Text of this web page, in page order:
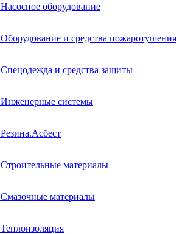
Насосное оборудование
Оборудование и средства пожаротушения
Спецодежда и средства защиты
Инженерные системы
Резина.Асбест
Строительные материалы
Смазочные материалы
Теплоизоляция